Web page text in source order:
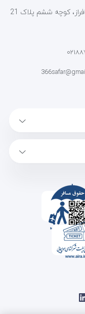
تهران، خیابان شهید بهشتی، خیابان شهید سرافراز، کوچه ششم پلاک 21